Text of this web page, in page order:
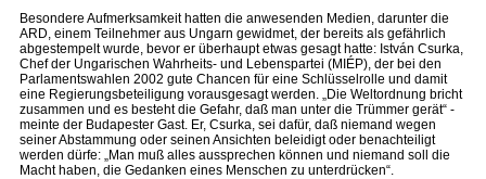
Besondere Aufmerksamkeit hatten die anwesenden Medien, darunter die
ARD, einem Teilnehmer aus Ungarn gewidmet, der bereits als gefährlich
abgestempelt wurde, bevor er überhaupt etwas gesagt hatte: István Csurka,
Chef der Ungarischen Wahrheits- und Lebenspartei (MIÉP), der bei den
Parlamentswahlen 2002 gute Chancen für eine Schlüsselrolle und damit
eine Regierungsbeteiligung vorausgesagt werden. „Die Weltordnung bricht
zusammen und es besteht die Gefahr, daß man unter die Trümmer gerät“ -
meinte der Budapester Gast. Er, Csurka, sei dafür, daß niemand wegen
seiner Abstammung oder seinen Ansichten beleidigt oder benachteiligt
werden dürfe: „Man muß alles aussprechen können und niemand soll die
Macht haben, die Gedanken eines Menschen zu unterdrücken“.